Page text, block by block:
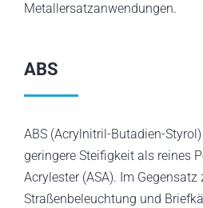
Metallersatzanwendungen.
ABS
ABS (Acrylnitril-Butadien-
geringere Steifigkeit als reines
Acrylester (ASA). Im
Straßenbeleuchtung und